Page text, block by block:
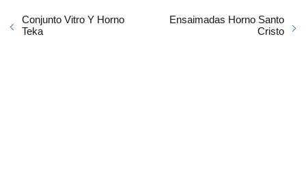
Conjunto Vitro Y Horno
Teka
Ensaimadas Horno Santo
Cristo